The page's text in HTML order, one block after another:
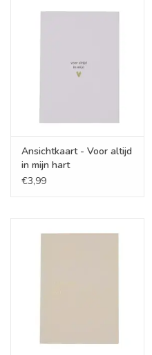
Ansichtkaart - Voor altijd
in mijn hart
€3,99